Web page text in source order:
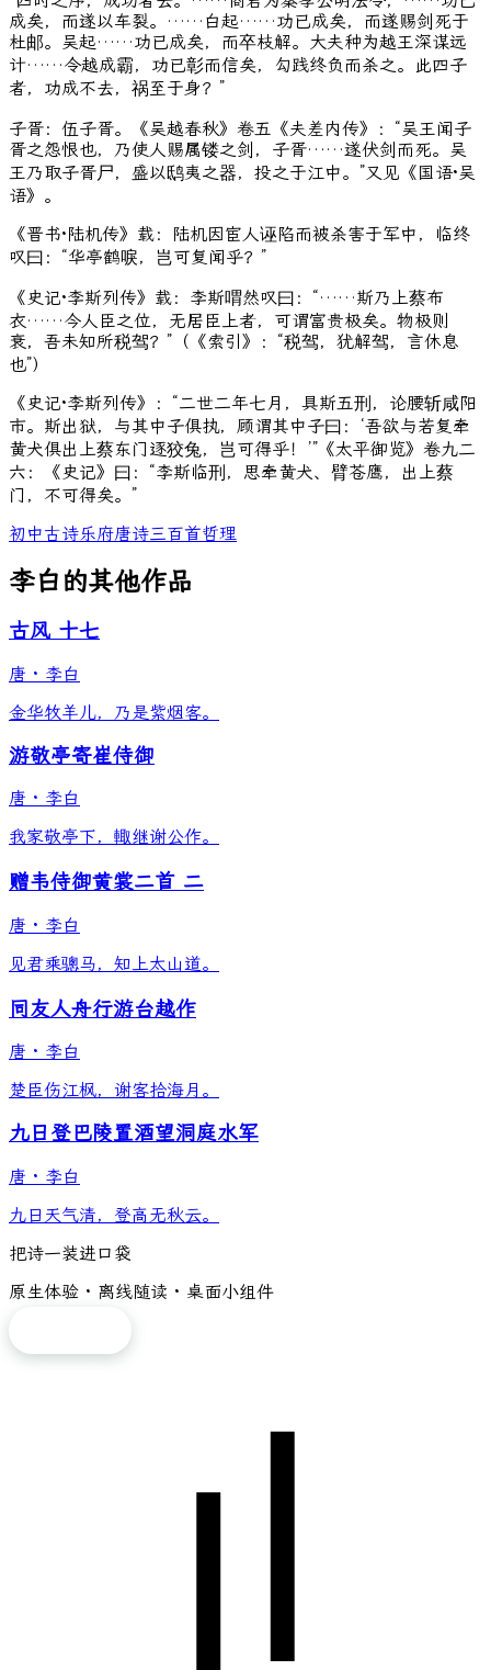
成矣，而遂以车裂。……白起……功已成矣，而遂赐剑死于
杜邮。吴起……功已成矣，而卒枝解。大夫种为越王深谋远
计……令越成霸，功已彰而信矣，勾践终负而杀之。此四子
者，功成不去，祸至于身？”
子胥：伍子胥。《吴越春秋》卷五《夫差内传》：“吴王闻子
胥之怨恨也，乃使人赐属镂之剑，子胥……遂伏剑而死。吴
王乃取子胥尸，盛以鸱夷之器，投之于江中。”又见《国语·吴
语》。
《晋书·陆机传》载：陆机因宦人诬陷而被杀害于军中，临终
叹曰：“华亭鹤唳，岂可复闻乎？”
《史记·李斯列传》载：李斯喟然叹曰：“……斯乃上蔡布
衣……今人臣之位，无居臣上者，可谓富贵极矣。物极则
衰，吾未知所税驾？”（《索引》：“税驾，犹解驾，言休息
也”）
《史记·李斯列传》：“二世二年七月，具斯五刑，论腰斩咸阳
市。斯出狱，与其中子俱执，顾谓其中子曰：‘吾欲与若复牵
黄犬俱出上蔡东门逐狡兔，岂可得乎！’”《太平御览》卷九二
六：《史记》曰：“李斯临刑，思牵黄犬、臂苍鹰，出上蔡
门，不可得矣。”
初中古诗乐府唐诗三百首哲理
李白的其他作品
古风 十七
唐 · 李白
金华牧羊儿，乃是紫烟客。
游敬亭寄崔侍御
唐 · 李白
我家敬亭下，輙继谢公作。
赠韦侍御黄裳二首 二
唐 · 李白
见君乘骢马，知上太山道。
同友人舟行游台越作
唐 · 李白
楚臣伤江枫，谢客拾海月。
九日登巴陵置酒望洞庭水军
唐 · 李白
九日天气清，登高无秋云。
把诗一装进口袋
原生体验 · 离线随读 · 桌面小组件